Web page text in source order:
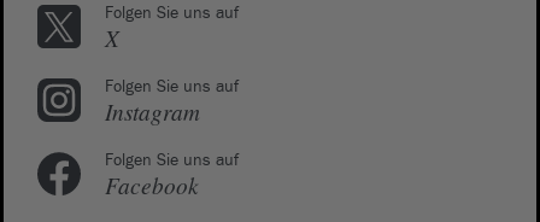
Folgen Sie uns auf
X
Folgen Sie uns auf
Instagram
Folgen Sie uns auf
Facebook